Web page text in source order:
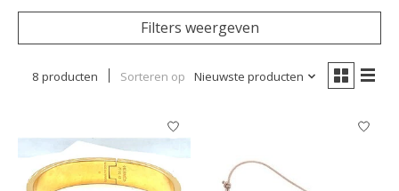
Filters weergeven
8 producten Sorteren op Nieuwste producten